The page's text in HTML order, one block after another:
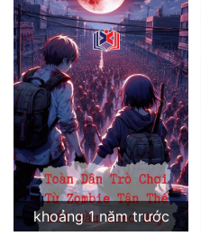
khoảng 1 năm trước